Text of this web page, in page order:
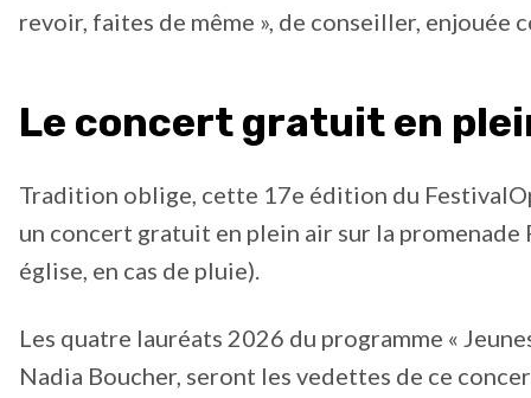
revoir, faites de même », de conseiller, enjouée
Le concert gratuit en
Tradition oblige, cette 17e édition du
un concert gratuit en plein air sur la promenade
église, en cas de pluie).
Les quatre lauréats 2026 du programme «
Nadia Boucher, seront les vedettes de ce